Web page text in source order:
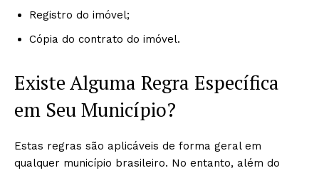
Registro do imóvel;
Cópia do contrato do imóvel.
Existe Alguma Regra Específica
em Seu Município?
Estas regras são aplicáveis de forma geral em
qualquer município brasileiro. No entanto, além do